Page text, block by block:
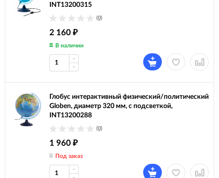
INT13200315
(0)
2 160 ₽
В наличии
Глобус интерактивный физический/политический
Globen, диаметр 320 мм, с подсветкой,
INT13200288
(0)
1 960 ₽
Под заказ